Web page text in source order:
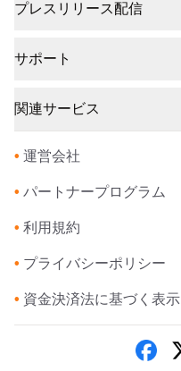
プレスリリース配信
サポート
関連サービス
• 運営会社
• パートナープログラム
• 利用規約
• プライバシーポリシー
• 資金決済法に基づく表示